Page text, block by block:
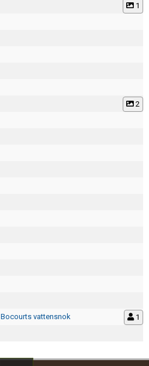
1
2
Bocourts vattensnok
1